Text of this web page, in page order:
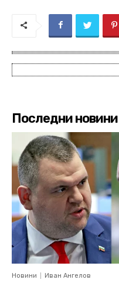
Последни новини
Новини Иван Ангелов